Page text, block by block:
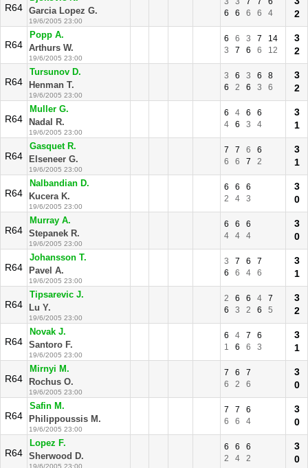
R64
Garcia Lopez G.
19/6/2005 23:00
6
6 6 6 4
2
R64
Popp A.
Arthurs W.
19/6/2005 23:00
6 6 3 7
14
3
7 6 6 12
3
2
R64
Tursunov D.
Henman T.
19/6/2005 23:00
3 6 3 6
8
6
2 6 3 6
3
2
R64
Muller G.
Nadal R.
19/6/2005 23:00
6 4 6
6
4
6 3 4
3
1
R64
Gasquet R.
Elseneer G.
19/6/2005 23:00
7 7 6
6
6
6 7 2
3
1
R64
Nalbandian D.
Kucera K.
19/6/2005 23:00
6 6
6
2
4 3
3
0
R64
Murray A.
Stepanek R.
19/6/2005 23:00
6 6
6
4
4 4
3
0
R64
Johansson T.
Pavel A.
19/6/2005 23:00
3 7 6
7
6
6 4 6
3
1
R64
Tipsarevic J.
Lu Y.
19/6/2005 23:00
2 6 6 4
7
6
3 2 6 5
3
2
R64
Novak J.
Santoro F.
19/6/2005 23:00
6 4 7
6
1
6 6 3
3
1
R64
Mirnyi M.
Rochus O.
19/6/2005 23:00
7 6
7
6
2 6
3
0
R64
Safin M.
Philippoussis M.
19/6/2005 23:00
7 7
6
6
6 4
3
0
R64
Lopez F.
Sherwood D.
19/6/2005 23:00
6 6
6
2
4 2
3
0